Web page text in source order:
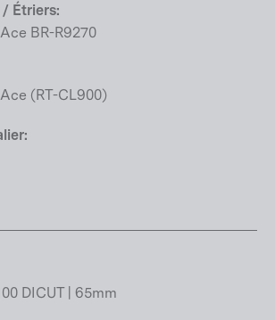
Étriers:
BR-R9270
(RT-CL900)
DICUT | 65mm